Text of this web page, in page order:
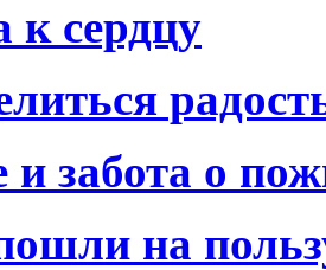
к сердцу
и забота о
на